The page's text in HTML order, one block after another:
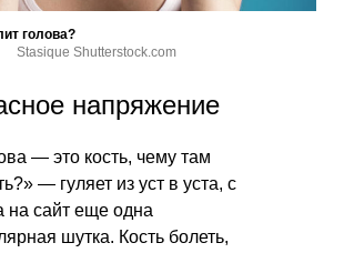
голова?
Stasique Shutterstock.com
напряжение
— это кость, чему там
— гуляет из уст в уста, с
на сайт еще одна
шутка. Кость болеть,